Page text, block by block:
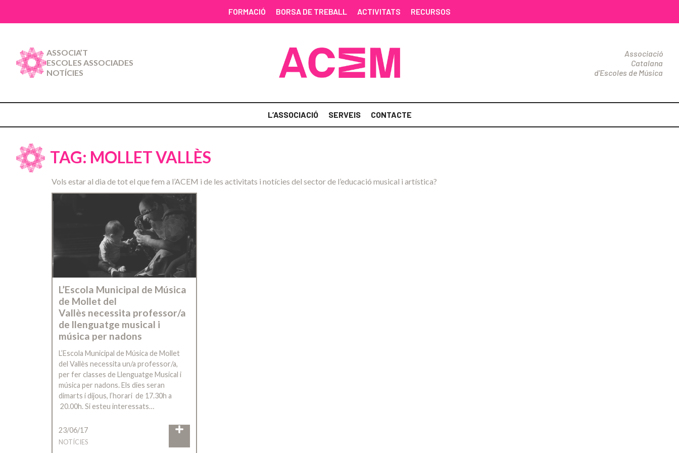
FORMACIÓ BORSA DE TREBALL ACTIVITATS RECURSOS
ASSOCIA’T
ESCOLES ASSOCIADES
NOTÍCIES
Associació
Catalana
d'Escoles de Música
L’ASSOCIACIÓ SERVEIS CONTACTE
TAG: MOLLET VALLÈS
Vols estar al dia de tot el que fem a l’ACEM i de les activitats i notícies del sector de l’educació musical i artística?
L’Escola Municipal de Música
de Mollet del
Vallès necessita professor/a
de llenguatge musical i
música per nadons
L’Escola Municipal de Música de Mollet
del Vallès necessita un/a professor/a,
per fer classes de Llenguatge Musical i
música per nadons. Els dies seran
dimarts i dijous, l’horari de 17.30h a
20.00h. Si esteu interessats…
23/06/17
NOTÍCIES